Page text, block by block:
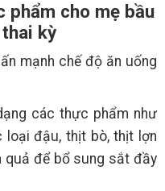
phẩm cho mẹ bầu
kỳ
mạnh chế độ ăn uống
các thực phẩm như
loại đậu, thịt bò, thịt lợn
quả để bổ sung sắt đầy